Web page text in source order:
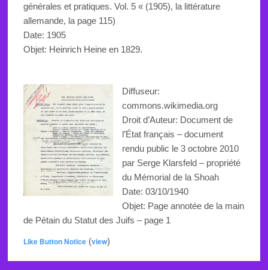
générales et pratiques. Vol. 5 « (1905), la littérature
allemande, la page 115)
Date: 1905
Objet: Heinrich Heine en 1829.
Diffuseur:
commons.wikimedia.org
Droit d’Auteur: Document de
l’État français – document
rendu public le 3 octobre 2010
par Serge Klarsfeld – propriété
du Mémorial de la Shoah
Date: 03/10/1940
Objet: Page annotée de la main
de Pétain du Statut des Juifs – page 1
Like Button Notice(view)